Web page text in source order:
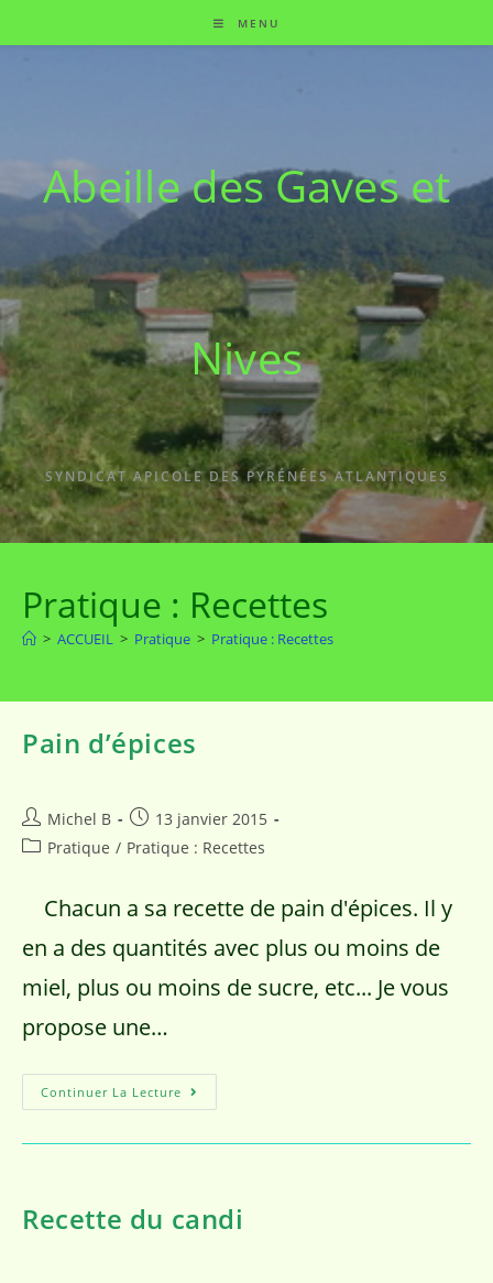
MENU
Abeille des Gaves et
Nives
SYNDICAT APICOLE DES PYRÉNÉES ATLANTIQUES
Pratique : Recettes
> ACCUEIL > Pratique > Pratique : Recettes
Pain d’épices
Michel B
13 janvier 2015
Pratique / Pratique : Recettes
Chacun a sa recette de pain d'épices. Il y
en a des quantités avec plus ou moins de
miel, plus ou moins de sucre, etc... Je vous
propose une…
Continuer La Lecture
Recette du candi